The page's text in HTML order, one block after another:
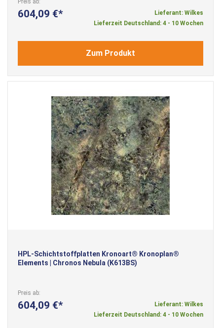
604,09 €
Lieferant: Wilkes
Lieferzeit Deutschland: 4 - 10 Wochen
Zum Produkt
HPL-Schichtstoffplatten Kronoart® Kronoplan®
Elements | Chronos Nebula (K613BS)
Preis ab
604,09 €
Lieferant: Wilkes
Lieferzeit Deutschland: 4 - 10 Wochen